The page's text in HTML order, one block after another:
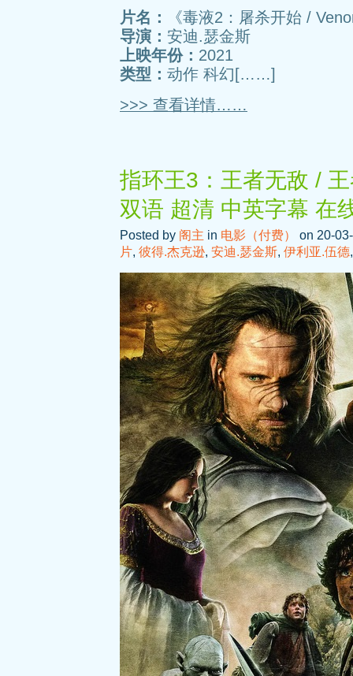
片名：
《毒液2：屠杀开始 /
导演： 安迪.瑟金斯
上映年份： 2021
类型： 动作 科幻[……]
>>> 查看详情……
指环王3：王者无敌 /
双语 超清 中英字幕 在
Posted by 阁主 in 电影（付费）
on 20-
片, 彼得.杰克逊, 安迪.瑟金斯, 伊利亚.伍德